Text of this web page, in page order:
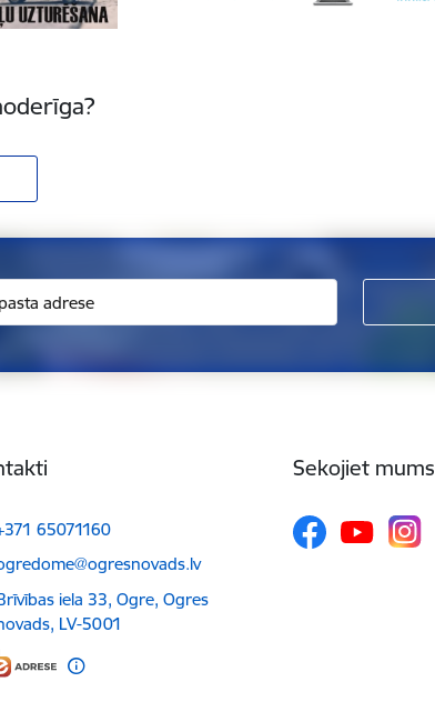
65071160
pasts:
iela 33, Ogre, Ogres
LV-5001
Sekojiet mums